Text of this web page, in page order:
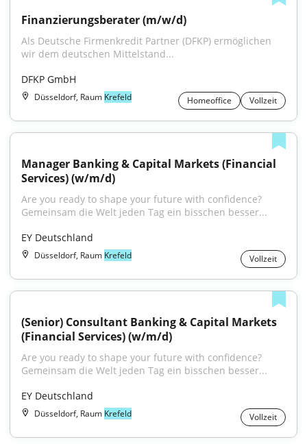
Finanzierungsberater (m/w/d)
Als Deutsche Firmenkredit Partner (DFKP) ermöglichen
wir dem deutschen Mittelstand...
DFKP GmbH
Düsseldorf, Raum Krefeld Homeoffice Vollzeit
Manager Banking & Capital Markets (Financial
Services) (w/m/d)
Are you ready to shape your future with confidence?
Gemeinsam die Welt jeden Tag ein bisschen besser...
EY Deutschland
Düsseldorf, Raum Krefeld Vollzeit
(Senior) Consultant Banking & Capital Markets
(Financial Services) (w/m/d)
Are you ready to shape your future with confidence?
Gemeinsam die Welt jeden Tag ein bisschen besser...
EY Deutschland
Düsseldorf, Raum Krefeld Vollzeit